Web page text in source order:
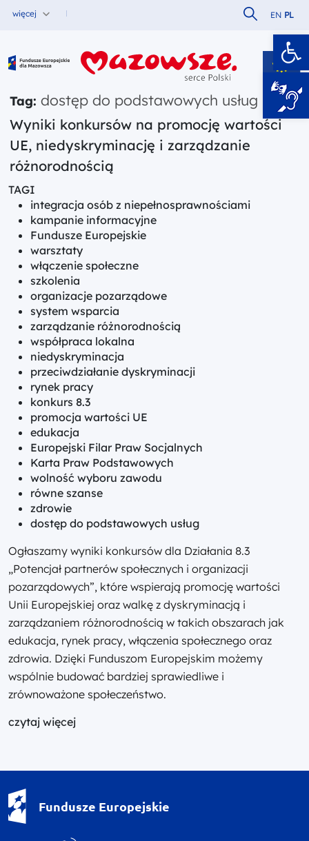
więcej Szukaj w
EN PL
Fundusze Europejskie dla Mazowsza
Tag: dostęp do podstawowych usług
Wyniki konkursów na promocję wartości
UE, niedyskryminację i zarządzanie
różnorodnością
TAGI
integracja osób z niepełnosprawnościami
kampanie informacyjne
Fundusze Europejskie
warsztaty
włączenie społeczne
szkolenia
organizacje pozarządowe
system wsparcia
zarządzanie różnorodnością
współpraca lokalna
niedyskryminacja
przeciwdziałanie dyskryminacji
rynek pracy
konkurs 8.3
promocja wartości UE
edukacja
Europejski Filar Praw Socjalnych
Karta Praw Podstawowych
wolność wyboru zawodu
równe szanse
zdrowie
dostęp do podstawowych usług
Ogłaszamy wyniki konkursów dla Działania 8.3
„Potencjał partnerów społecznych i organizacji
pozarządowych”, które wspierają promocję wartości
Unii Europejskiej oraz walkę z dyskryminacją i
zarządzaniem różnorodnością w takich obszarach jak
edukacja, rynek pracy, włączenia społecznego oraz
zdrowia. Dzięki Funduszom Europejskim możemy
wspólnie budować bardziej sprawiedliwe i
zrównoważone społeczeństwo.
czytaj więcej
Fundusze Europejskie